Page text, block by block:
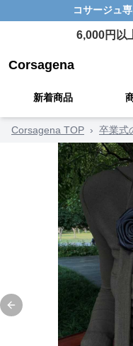
コサージュ
6,000円以
Corsagena
新着商品
Corsagena TOP › 卒業式
Previous slide